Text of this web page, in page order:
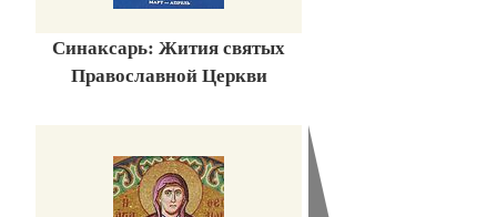
Синаксарь: Жития святых
Православной Церкви